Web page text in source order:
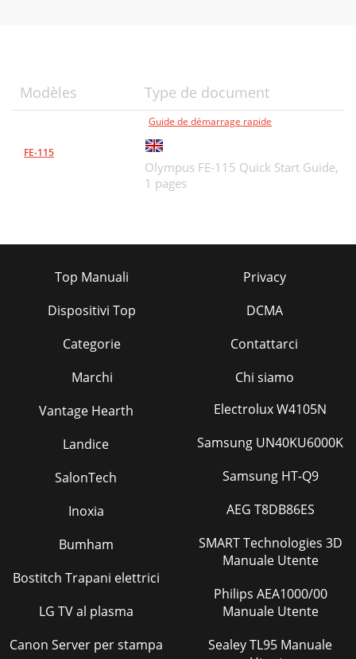
Modèles Type de document
FE-115
Guide de démarrage rapide
Olympus FE-115 Quick Start Guide,
1 pages
Top Manuali
Dispositivi Top
Categorie
Marchi
Privacy
DCMA
Contattarci
Chi siamo
Vantage Hearth
Landice
SalonTech
Inoxia
Bumham
Bostitch Trapani elettrici
LG TV al plasma
Canon Server per stampa
Electrolux W4105N
Samsung UN40KU6000K
Samsung HT-Q9
AEG T8DB86ES
SMART Technologies 3D
Manuale Utente
Philips AEA1000/00
Manuale Utente
Sealey TL95 Manuale